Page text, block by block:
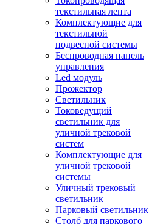
текстильная лента
Комплектующие для
текстильной
подвесной системы
Беспроводная панель
управления
Led модуль
Прожектор
Светильник
Токоведущий
светильник для
уличной трековой
систем
Комплектующие для
уличной трековой
системы
Уличный трековый
светильник
Парковый светильник
Столб для паркового